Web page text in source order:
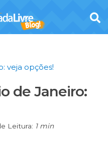
veja opções!
de Janeiro:
Leitura: 1 min